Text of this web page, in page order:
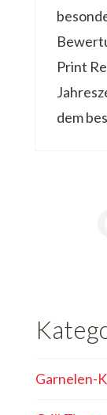
Print
dem
Garnelen-